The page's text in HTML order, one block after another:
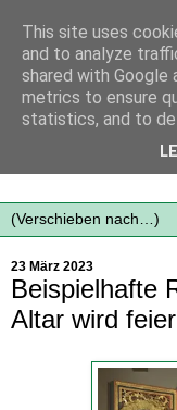
Mit frischen Themen
23 März 2023
Beispielhafte
Altar wird
This site uses
and to analyze
shared with Google
metrics to ensure
statistics, and to